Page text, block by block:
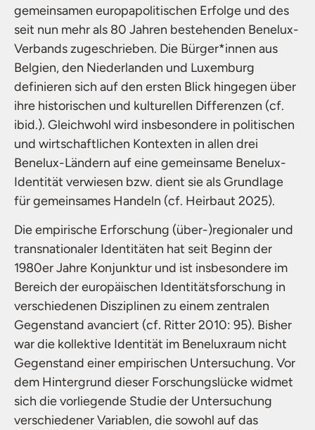
gemeinsamen europapolitischen Erfolge und des
seit nun mehr als 80 Jahren bestehenden Benelux-
Verbands zugeschrieben. Die Bürger*innen aus
Belgien, den Niederlanden und Luxemburg
definieren sich auf den ersten Blick hingegen über
ihre historischen und kulturellen Differenzen (cf.
ibid.). Gleichwohl wird insbesondere in politischen
und wirtschaftlichen Kontexten in allen drei
Benelux-Ländern auf eine gemeinsame Benelux-
Identität verwiesen bzw. dient sie als Grundlage
für gemeinsames Handeln (cf. Heirbaut 2025).
Die empirische Erforschung (über-)regionaler und
transnationaler Identitäten hat seit Beginn der
1980er Jahre Konjunktur und ist insbesondere im
Bereich der europäischen Identitätsforschung in
verschiedenen Disziplinen zu einem zentralen
Gegenstand avanciert (cf. Ritter 2010: 95). Bisher
war die kollektive Identität im Beneluxraum nicht
Gegenstand einer empirischen Untersuchung. Vor
dem Hintergrund dieser Forschungslücke widmet
sich die vorliegende Studie der Untersuchung
verschiedener Variablen, die sowohl auf das